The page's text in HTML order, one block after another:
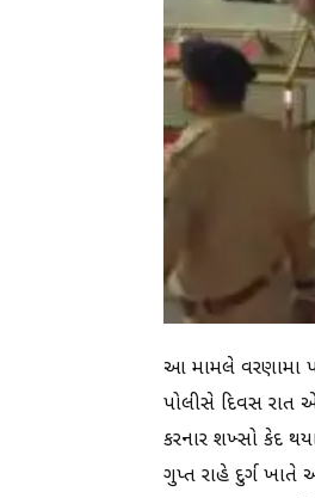
આ મામલે વરણામા
પોલીસે દિવસ રાત
કરનાર શખ્સો કેદ
ગુપ્ત રાહે દુર્ગ ખાતે